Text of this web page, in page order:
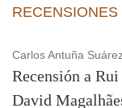
RECENSIONES
Carlos Antuña Suárez
Recensión a
David